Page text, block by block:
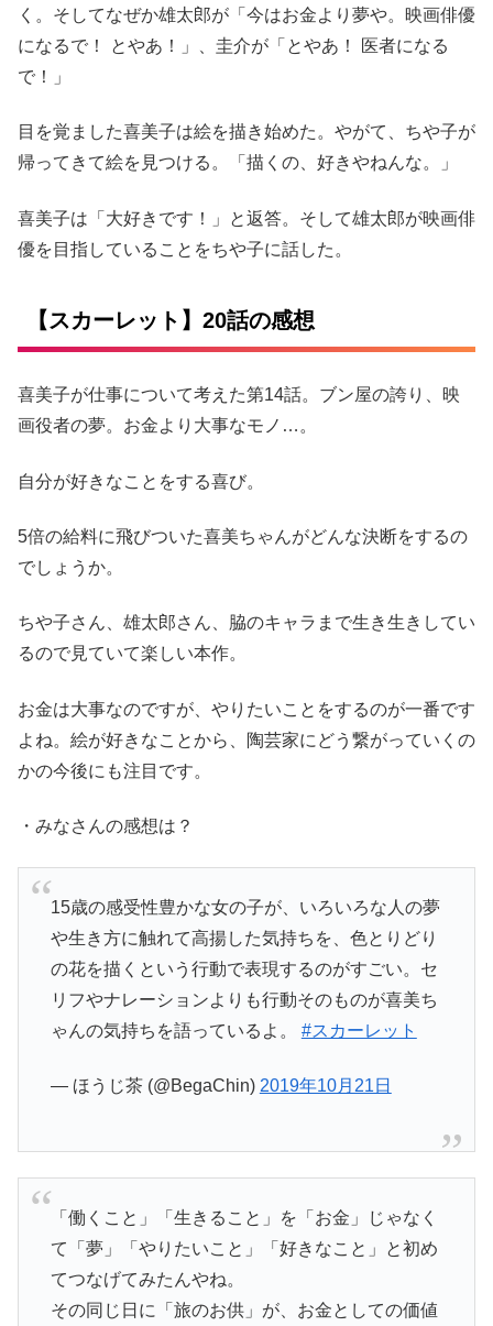
く。そしてなぜか雄太郎が「今はお金より夢や。映画俳優
になるで！ とやあ！」、圭介が「とやあ！ 医者になる
で！」
目を覚ました喜美子は絵を描き始めた。やがて、ちや子が
帰ってきて絵を見つける。「描くの、好きやねんな。」
喜美子は「大好きです！」と返答。そして雄太郎が映画俳
優を目指していることをちや子に話した。
【スカーレット】20話の感想
喜美子が仕事について考えた第14話。ブン屋の誇り、映
画役者の夢。お金より大事なモノ…。
自分が好きなことをする喜び。
5倍の給料に飛びついた喜美ちゃんがどんな決断をするの
でしょうか。
ちや子さん、雄太郎さん、脇のキャラまで生き生きしてい
るので見ていて楽しい本作。
お金は大事なのですが、やりたいことをするのが一番です
よね。絵が好きなことから、陶芸家にどう繋がっていくの
かの今後にも注目です。
・みなさんの感想は？
15歳の感受性豊かな女の子が、いろいろな人の夢
や生き方に触れて高揚した気持ちを、色とりどり
の花を描くという行動で表現するのがすごい。セ
リフやナレーションよりも行動そのものが喜美ち
ゃんの気持ちを語っているよ。 #スカーレット
— ほうじ茶 (@BegaChin) 2019年10月21日
「働くこと」「生きること」を「お金」じゃなく
て「夢」「やりたいこと」「好きなこと」と初め
てつなげてみたんやね。
その同じ日に「旅のお供」が、お金としての価値